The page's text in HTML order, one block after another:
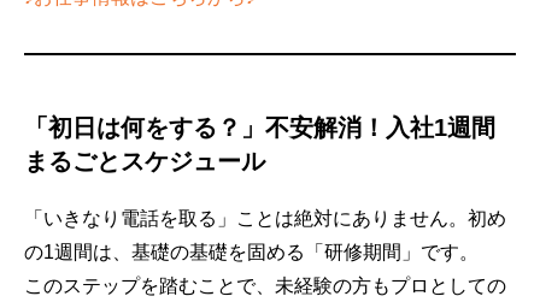
「初日は何をする？」不安解消！入社1週間
まるごとスケジュール
「いきなり電話を取る」ことは絶対にありません。初め
の1週間は、基礎の基礎を固める「研修期間」です。
このステップを踏むことで、未経験の方もプロとしての